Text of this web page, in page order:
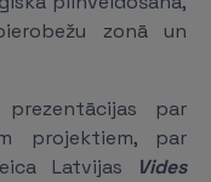
zonā un
par
projektiem, par
Latvijas
Vides